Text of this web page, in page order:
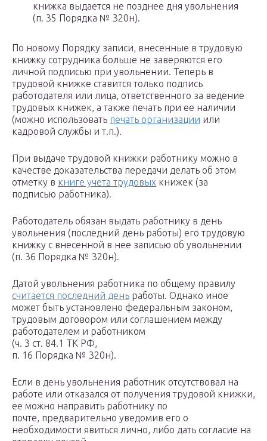
книжка выдается не позднее дня увольнения
(п. 35 Порядка № 320н).
По новому Порядку записи, внесенные в трудовую
книжку сотрудника больше не заверяются его
личной подписью при увольнении. Теперь в
трудовой книжке ставится только подпись
работодателя или лица, ответственного за ведение
трудовых книжек, а также печать при ее наличии
(можно использовать печать организации или
кадровой службы и т.п.).
При выдаче трудовой книжки работнику можно в
качестве доказательства передачи делать об этом
отметку в книге учета трудовых книжек (за
подписью работника).
Работодатель обязан выдать работнику в день
увольнения (последний день работы) его трудовую
книжку с внесенной в нее записью об увольнении
(п. 36 Порядка № 320н).
Датой увольнения работника по общему правилу
считается последний день работы. Однако иное
может быть установлено федеральным законом,
трудовым договором или соглашением между
работодателем и работником
(ч. 3 ст. 84.1 ТК РФ,
п. 16 Порядка № 320н).
Если в день увольнения работник отсутствовал на
работе или отказался от получения трудовой книжки,
ее можно направить работнику по
почте, предварительно уведомив его о
необходимости явиться лично, либо дать согласие на